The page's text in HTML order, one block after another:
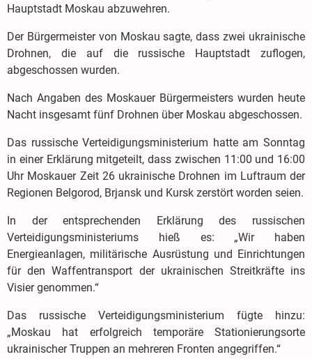
Hauptstadt Moskau abzuwehren.
Der Bürgermeister von Moskau sagte, dass zwei ukrainische
Drohnen, die auf die russische Hauptstadt zuflogen,
abgeschossen wurden.
Nach Angaben des Moskauer Bürgermeisters wurden heute
Nacht insgesamt fünf Drohnen über Moskau abgeschossen.
Das russische Verteidigungsministerium hatte am Sonntag
in einer Erklärung mitgeteilt, dass zwischen 11:00 und 16:00
Uhr Moskauer Zeit 26 ukrainische Drohnen im Luftraum der
Regionen Belgorod, Brjansk und Kursk zerstört worden seien.
In der entsprechenden Erklärung des russischen
Verteidigungsministeriums hieß es: „Wir haben
Energieanlagen, militärische Ausrüstung und Einrichtungen
für den Waffentransport der ukrainischen Streitkräfte ins
Visier genommen.“
Das russische Verteidigungsministerium fügte hinzu:
„Moskau hat erfolgreich temporäre Stationierungsorte
ukrainischer Truppen an mehreren Fronten angegriffen.“